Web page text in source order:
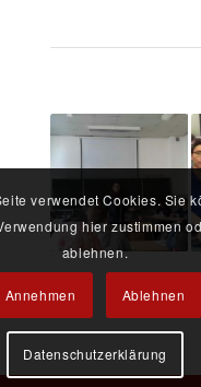
verwendet Cookies. Sie
hier zustimmen
ablehnen.
Annehmen Ablehnen
Datenschutzerklärung